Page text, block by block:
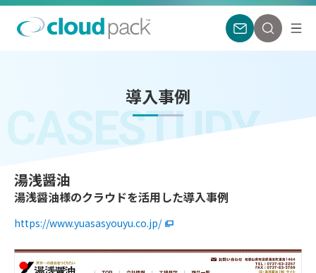
導入事例
CASESTUDY
湯浅醤油
湯浅醤油様のクラウドを活用した導入事例
https://www.yuasasyouyu.co.jp/